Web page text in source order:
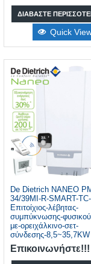
ΔΙΑΒΆΣΤΕ
Quick
De Dietrich NANEO
34/39MI-R-SMART-TC-
Επιτοίχιος-λέβητας-
συμπύκνωσης-
με-ορειχάλκινο-σετ-
σύνδεσης-8,5~35,7KW
Επικοινωνήστε!!!